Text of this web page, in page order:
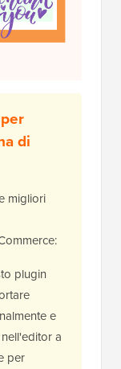
di
migliori
plugin
e
a
per